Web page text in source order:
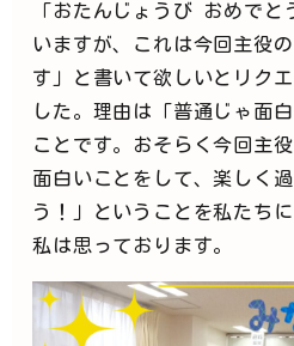
「おたんじょうび おめでと
いますが、これは今回主役
す」と書いて欲しいとリク
した。理由は「普通じゃ面
ことです。おそらく今回主
面白いことをして、楽しく
う！」ということを私たち
私は思っております。